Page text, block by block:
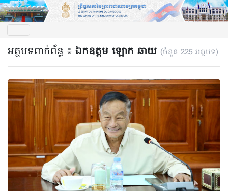
អត្ថបទពាក់ព័ន្ធ ៖ ឯកឧត្តម ឡោក ឆាយ (ចំនួន 225 អត្ថបទ)